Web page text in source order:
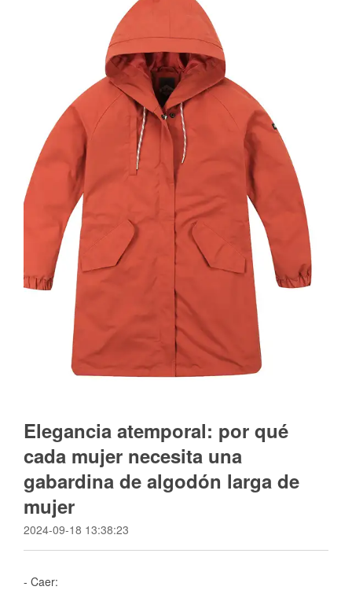
Elegancia atemporal: por qué
cada mujer necesita una
gabardina de algodón larga de
mujer
2024-09-18 13:38:23